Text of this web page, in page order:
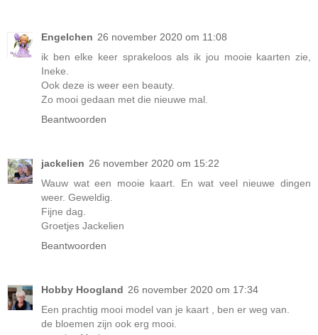
Engelchen 26 november 2020 om 11:08
ik ben elke keer sprakeloos als ik jou mooie kaarten zie,
Ineke.
Ook deze is weer een beauty.
Zo mooi gedaan met die nieuwe mal.
Beantwoorden
jackelien 26 november 2020 om 15:22
Wauw wat een mooie kaart. En wat veel nieuwe dingen
weer. Geweldig.
Fijne dag.
Groetjes Jackelien
Beantwoorden
Hobby Hoogland 26 november 2020 om 17:34
Een prachtig mooi model van je kaart , ben er weg van.
de bloemen zijn ook erg mooi.